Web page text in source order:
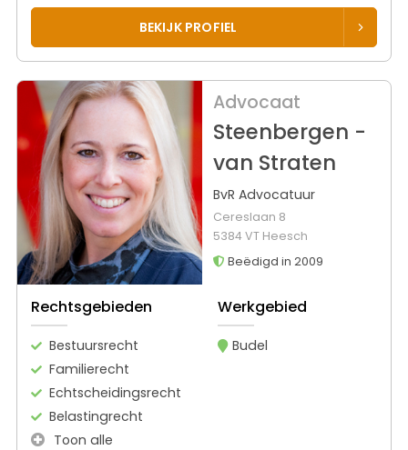
BEKIJK PROFIEL
Advocaat
Steenbergen -
van Straten
BvR Advocatuur
Cereslaan 8
5384 VT Heesch
Beëdigd in 2009
Rechtsgebieden
Bestuursrecht
Familierecht
Echtscheidingsrecht
Belastingrecht
Toon alle
Werkgebied
Budel